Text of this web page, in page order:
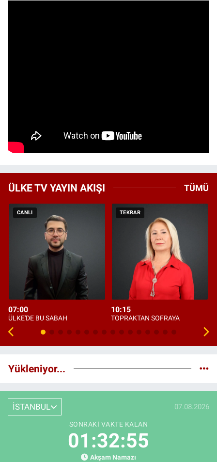
ÜLKE TV YAYIN AKIŞI TÜMÜ
CANLI
07:00
ÜLKE'DE BU SABAH
TEKRAR
10:15
TOPRAKTAN SOFRAYA
Yükleniyor...
İSTANBUL 07.08.2026
SONRAKI VAKTE KALAN
01:32:54
Akşam Namazı